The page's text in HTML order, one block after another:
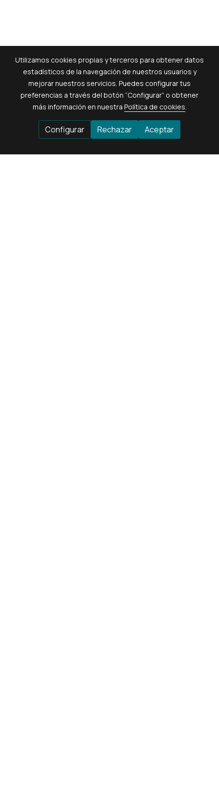
Utilizamos cookies propias y terceros para obtener datos
estadísticos de la navegación de nuestros usuarios y
mejorar nuestros servicios. Puedes configurar tus
preferencias a través del botón “Configurar” o obtener
más información en nuestra Política de cookies.
Configurar Rechazar Aceptar